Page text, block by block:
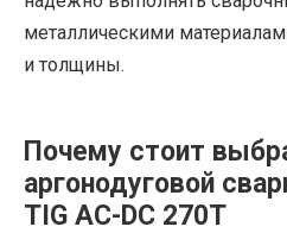
металлическими
и толщины.
Почему стоит
аргонодуговой
TIG AC-DC 270T